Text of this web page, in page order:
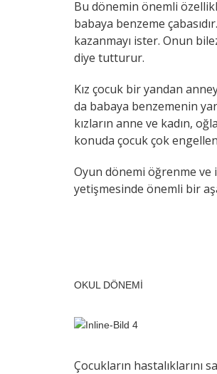
Bu dönemin önemli
babaya benzeme
kazanmayı ister. Onun
diye tutturur.
Kız çocuk bir yandan
da babaya benzemenin
kızların anne ve kadın,
konuda çocuk çok
Oyun dönemi öğrenme ve
yetişmesinde önemli bir
OKUL DÖNEMİ
Çocukların